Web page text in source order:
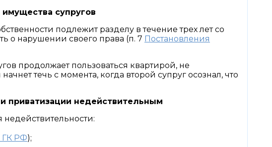
супругов
подлежит разделу в течение трех лет со
о нарушении своего права (п. 7 Постановления
продолжает пользоваться квартирой, не
течь с момента, когда второй супруг осознал, что
приватизации недействительным
недействительности:
ГК РФ);